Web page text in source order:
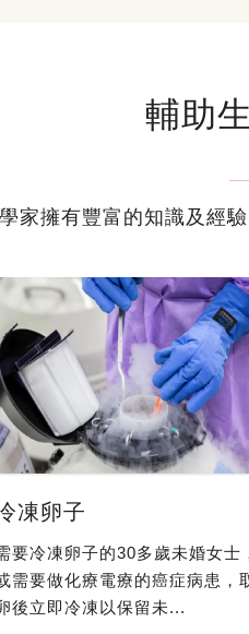
輔助
家擁有豐富的知識及經
凍卵子
要冷凍卵子的30多歲未婚女士
需要做化療電療的癌症病患，
後立即冷凍以保留未...